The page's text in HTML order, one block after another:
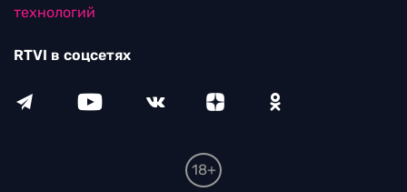
технологий
RTVI в соцсетях
18+